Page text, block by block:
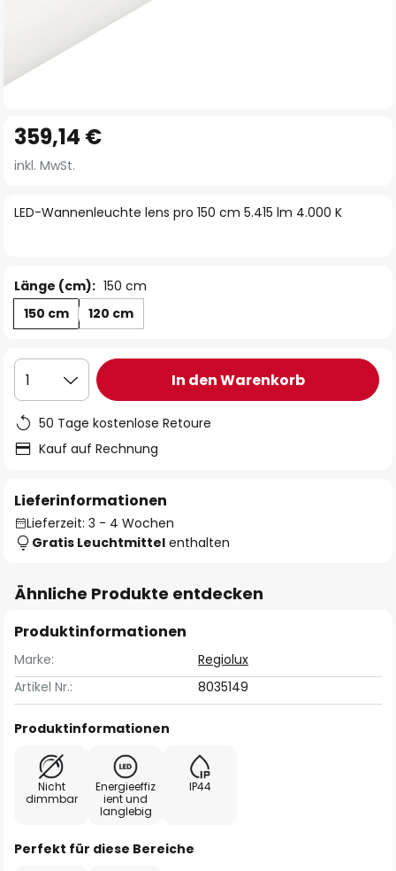
Anfang
der
springen
LED-Wannenleuchte lens pro 150 cm 5.415 lm 4.000 K
359,14 €
inkl. MwSt.
Länge (cm): 150 cm
150 cm
120 cm
1 In den Warenkorb
50 Tage kostenlose Retoure
Kauf auf Rechnung
Lieferinformationen
Lieferzeit: 3 - 4 Wochen
Gratis Leuchtmittel enthalten
Ähnliche Produkte entdecken
Produktinformationen
Marke:
Regiolux
Artikel Nr.:
8035149
Produktinformationen
Nicht
dimmbar
Energieeffiz
ient und
langlebig
IP44
Perfekt für diese Bereiche